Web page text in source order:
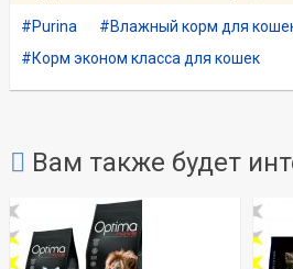
Purina
Влажный корм для
Корм эконом класса для кошек
Вам также будет